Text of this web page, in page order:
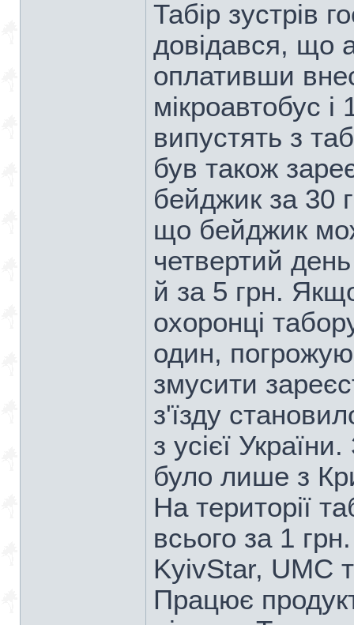
Табір зустрів
довідався, що
оплативши
мікроавтобус
випустять з
був також
бейджик за 30
що бейджик
четвертий
й за 5 грн.
охоронці
один,
змусити
з'їзду
з усієї
було лише з
На території
всього за 1
KyivStar, UMC
Працює